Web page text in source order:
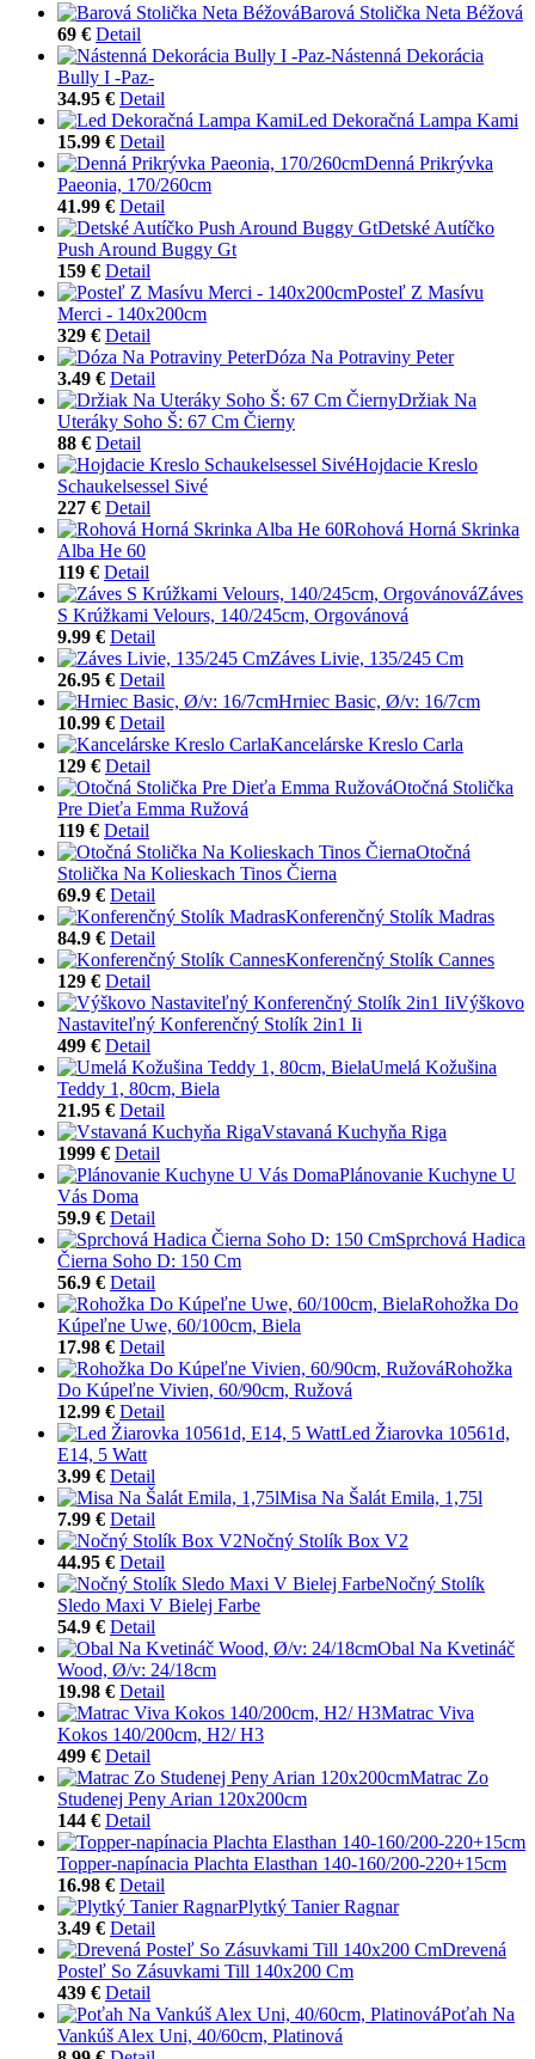
Barová Stolička Neta Béžová
69 € Detail
Nástenná Dekorácia
Bully I -Paz-
34.95 € Detail
Led Dekoračná Lampa Kami
15.99 € Detail
Denná Prikrývka
Paeonia, 170/260cm
41.99 € Detail
Detské Autíčko
Push Around Buggy Gt
159 € Detail
Posteľ Z Masívu
Merci - 140x200cm
329 € Detail
Dóza Na Potraviny Peter
3.49 € Detail
Držiak Na
Uteráky Soho Š: 67 Cm Čierny
88 € Detail
Hojdacie Kreslo
Schaukelsessel Sivé
227 € Detail
Rohová Horná Skrinka
Alba He 60
119 € Detail
Záves
S Krúžkami Velours, 140/245cm, Orgovánová
9.99 € Detail
Záves Livie, 135/245 Cm
26.95 € Detail
Hrniec Basic, Ø/v: 16/7cm
10.99 € Detail
Kancelárske Kreslo Carla
129 € Detail
Otočná Stolička
Pre Dieťa Emma Ružová
119 € Detail
Otočná
Stolička Na Kolieskach Tinos Čierna
69.9 € Detail
Konferenčný Stolík Madras
84.9 € Detail
Konferenčný Stolík Cannes
129 € Detail
Výškovo
Nastaviteľný Konferenčný Stolík 2in1 Ii
499 € Detail
Umelá Kožušina
Teddy 1, 80cm, Biela
21.95 € Detail
Vstavaná Kuchyňa Riga
1999 € Detail
Plánovanie Kuchyne U
Vás Doma
59.9 € Detail
Sprchová Hadica
Čierna Soho D: 150 Cm
56.9 € Detail
Rohožka Do
Kúpeľne Uwe, 60/100cm, Biela
17.98 € Detail
Rohožka
Do Kúpeľne Vivien, 60/90cm, Ružová
12.99 € Detail
Led Žiarovka 10561d,
E14, 5 Watt
3.99 € Detail
Misa Na Šalát Emila, 1,75l
7.99 € Detail
Nočný Stolík Box V2
44.95 € Detail
Nočný Stolík
Sledo Maxi V Bielej Farbe
54.9 € Detail
Obal Na Kvetináč
Wood, Ø/v: 24/18cm
19.98 € Detail
Matrac Viva
Kokos 140/200cm, H2/ H3
499 € Detail
Matrac Zo
Studenej Peny Arian 120x200cm
144 € Detail
Topper-napínacia Plachta Elasthan 140-160/200-220+15cm
16.98 € Detail
Plytký Tanier Ragnar
3.49 € Detail
Drevená
Posteľ So Zásuvkami Till 140x200 Cm
439 € Detail
Poťah Na
Vankúš Alex Uni, 40/60cm, Platinová